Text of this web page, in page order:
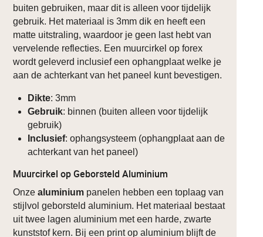
buiten gebruiken, maar dit is alleen voor tijdelijk
gebruik. Het materiaal is 3mm dik en heeft een
matte uitstraling, waardoor je geen last hebt van
vervelende reflecties. Een muurcirkel op forex
wordt geleverd inclusief een ophangplaat welke je
aan de achterkant van het paneel kunt bevestigen.
Dikte: 3mm
Gebruik: binnen (buiten alleen voor tijdelijk
gebruik)
Inclusief: ophangsysteem (ophangplaat aan de
achterkant van het paneel)
Muurcirkel op Geborsteld Aluminium
Onzealuminium panelen hebben een toplaag van
stijlvol geborsteld aluminium. Het materiaal bestaat
uit twee lagen aluminium met een harde, zwarte
kunststof kern. Bij een print op aluminium blijft de